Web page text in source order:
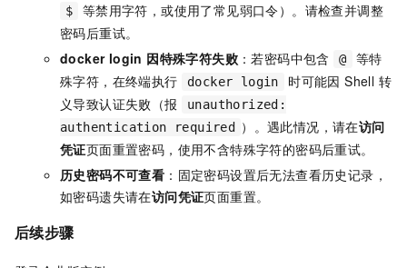
$
等禁用字符，或使用了常见弱口令）。请检查并调整
密码后重试。
docker login 因特殊字符失败 ：若密码中包含 @
等特
殊字符，在终端执行
docker login
时可能因 Shell 转
义导致认证失败（报
unauthorized:
authentication required
）。遇此情况，请在访问
凭证页面重置密码，使用不含特殊字符的密码后重试。
历史密码不可查看 ：固定密码设置后无法查看历史记录，
如密码遗失请在访问凭证页面重置。
后续步骤